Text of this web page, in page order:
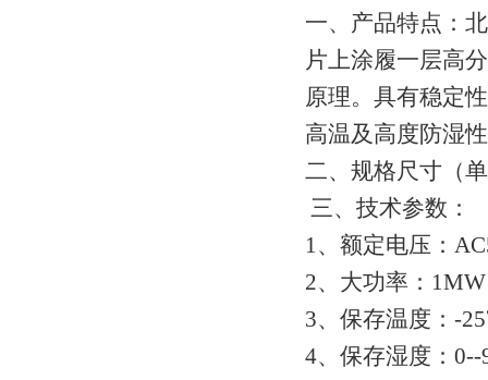
一、产品特点：
片上涂履一层高
原理。具有稳定
高温及高度防湿
二、规格尺寸（
三、技术参数：
1、额定电压：
2、大功率：1MW
3、保存温度：-
4、保存湿度：0--